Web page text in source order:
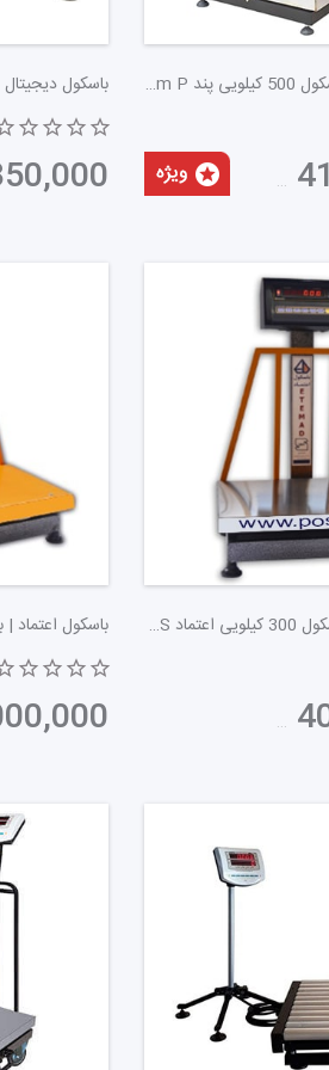
این تجهیزات به‌ویژه در
را تحمل کند. نمایشگر نیز
بیشتر مورد توجه قرار گرفته‌اند.
فروش می‌شود و از بروز اشتباهات
مورد اهمیت قرار دارند و به بهبود
باسکول پرینتردار | باسکول 500 کیلویی پند PX9000 Storm P
41,700,000
باسکول دیجیتال | باسکول 300 کیلویی اعتماد 3000HS | پوز اسکیل
40,500,000